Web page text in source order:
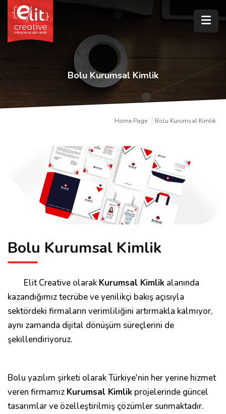
Bolu Kurumsal Kimlik
Home Page Bolu Kurumsal Kimlik
Bolu Kurumsal Kimlik
Elit Creative olarak Kurumsal Kimlik alanında
kazandığımız tecrübe ve yenilikçi bakış açısıyla
sektördeki firmaların verimliliğini artırmakla kalmıyor,
aynı zamanda dijital dönüşüm süreçlerini de
şekillendiriyoruz.
Bolu yazılım şirketi olarak Türkiye'nin her yerine hizmet
veren firmamız Kurumsal Kimlik projelerinde güncel
tasarımlar ve özelleştirilmiş çözümler sunmaktadır.